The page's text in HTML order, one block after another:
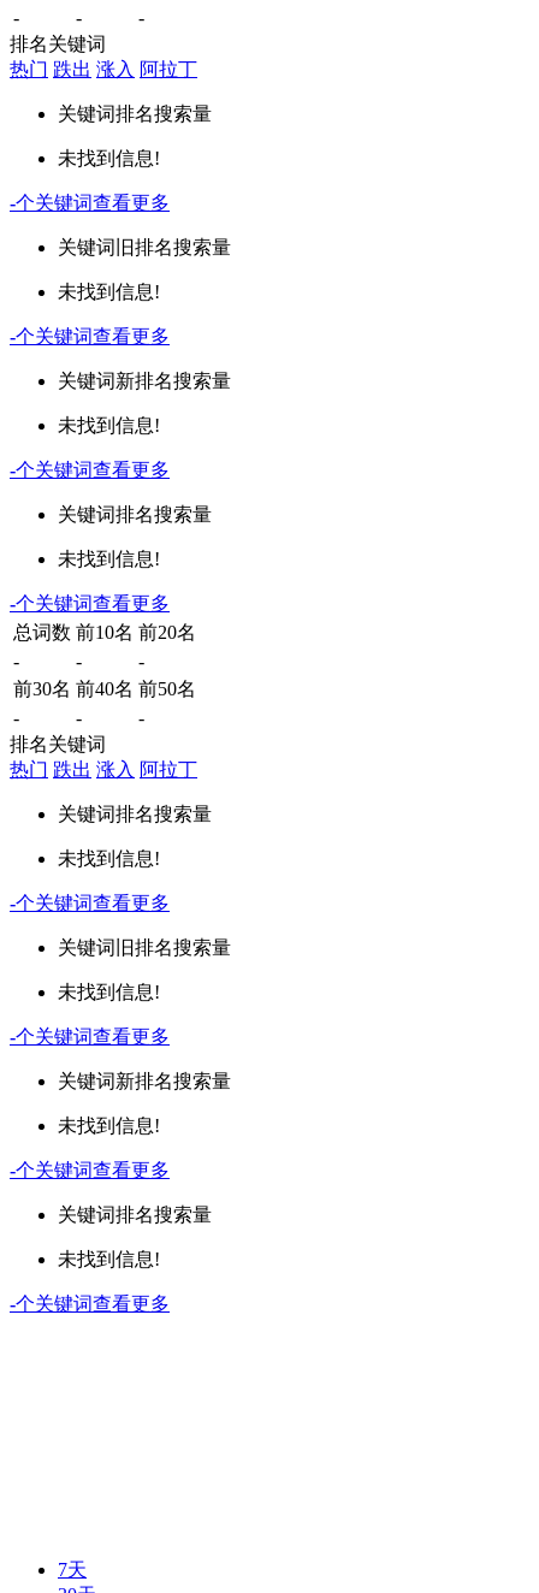
-
-
-
排名关键词
热门 跌出 涨入 阿拉丁
关键词排名搜索量
未找到信息!
-个关键词查看更多
关键词 旧排名搜索量
未找到信息!
-个关键词查看更多
关键词新排名搜索量
未找到信息!
-个关键词查看更多
关键词排名搜索量
未找到信息!
-个关键词查看更多
总词数 前10名 前20名
-
-
-
前30名 前40名 前50名
-
-
-
排名关键词
热门 跌出 涨入 阿拉丁
关键词排名搜索量
未找到信息!
-个关键词查看更多
关键词 旧排名搜索量
未找到信息!
-个关键词查看更多
关键词新排名搜索量
未找到信息!
-个关键词查看更多
关键词排名搜索量
未找到信息!
-个关键词查看更多
7天